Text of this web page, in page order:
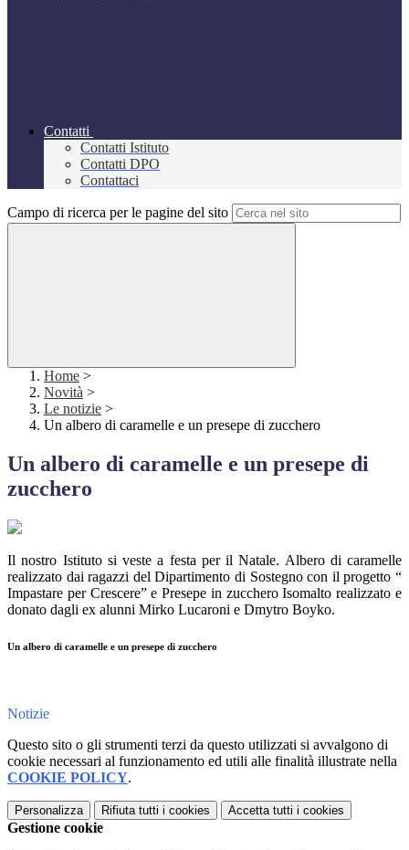
Contatti
Contatti Istituto
Contatti DPO
Contattaci
Campo di ricerca per le pagine del sito
Home >
Novità >
Le notizie >
Un albero di caramelle e un presepe di zucchero
Un albero di caramelle e un presepe di
zucchero
Il nostro Istituto si veste a festa per il Natale. Albero di caramelle
realizzato dai ragazzi del Dipartimento di Sostegno con il progetto “
Impastare per Crescere” e Presepe in zucchero Isomalto realizzato e
donato dagli ex alunni Mirko Lucaroni e Dmytro Boyko.
Un albero di caramelle e un presepe di zucchero
Notizie
Questo sito o gli strumenti terzi da questo utilizzati si avvalgono di
cookie necessari al funzionamento ed utili alle finalità illustrate nella
COOKIE POLICY.
Personalizza Rifiuta tutti i cookies Accetta tutti i cookies
Gestione cookie